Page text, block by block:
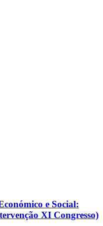
e Social:
XI Congresso)